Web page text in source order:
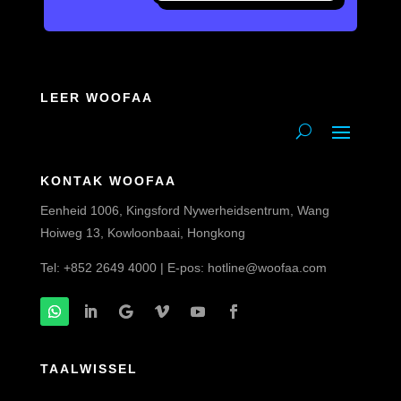
LEER WOOFAA
KONTAK WOOFAA
Eenheid 1006, Kingsford Nywerheidsentrum, Wang
Hoiweg 13, Kowloonbaai, Hongkong
Tel: +852 2649 4000 | E-pos: hotline@woofaa.com
TAALWISSEL